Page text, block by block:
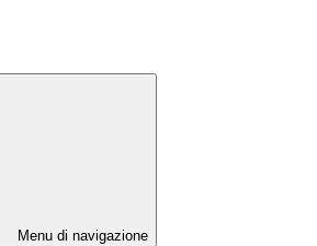
Menu di navigazione